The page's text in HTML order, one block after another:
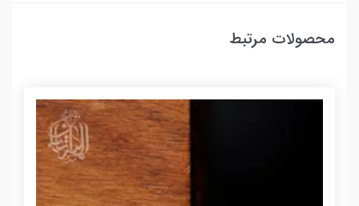
محصولات مرتبط